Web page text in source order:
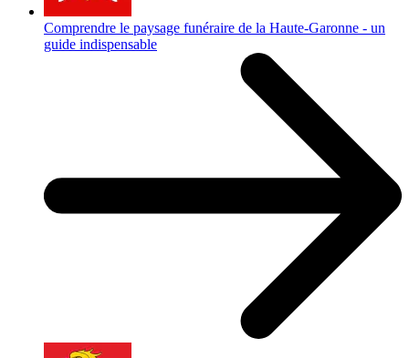
Comprendre le paysage funéraire de la Haute-Garonne - un
guide indispensable